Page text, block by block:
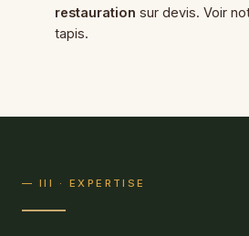
restauration sur devis. Voir
tapis.
— III · EXPERTISE